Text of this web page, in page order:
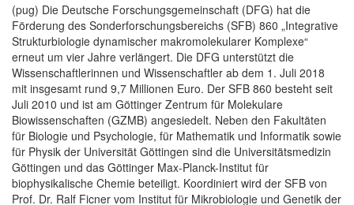
(pug) Die Deutsche Forschungsgemeinschaft (DFG) hat die
Förderung des Sonderforschungsbereichs (SFB) 860 „Integrative
Strukturbiologie dynamischer makromolekularer Komplexe“
erneut um vier Jahre verlängert. Die DFG unterstützt die
Wissenschaftlerinnen und Wissenschaftler ab dem 1. Juli 2018
mit insgesamt rund 9,7 Millionen Euro. Der SFB 860 besteht seit
Juli 2010 und ist am Göttinger Zentrum für Molekulare
Biowissenschaften (GZMB) angesiedelt. Neben den Fakultäten
für Biologie und Psychologie, für Mathematik und Informatik sowie
für Physik der Universität Göttingen sind die Universitätsmedizin
Göttingen und das Göttinger Max-Planck-Institut für
biophysikalische Chemie beteiligt. Koordiniert wird der SFB von
Prof. Dr. Ralf Ficner vom Institut für Mikrobiologie und Genetik der